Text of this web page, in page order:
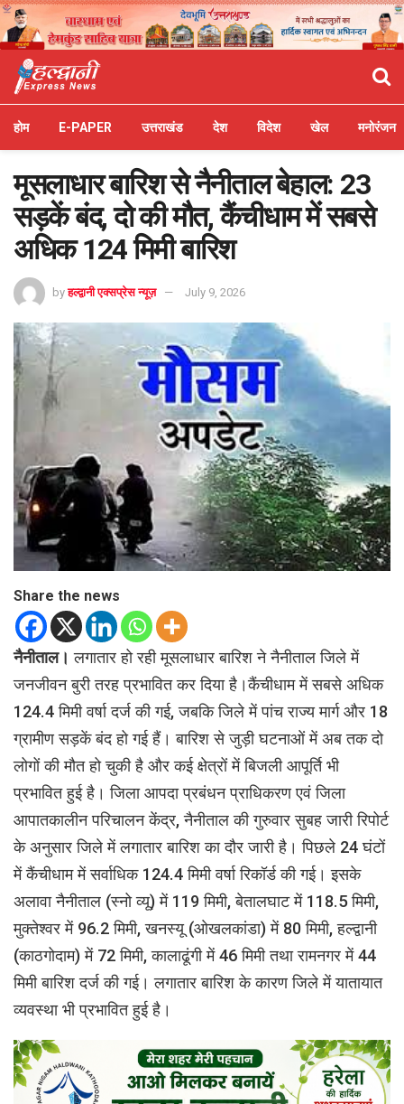
होम E-PAPER उत्तराखंड देश विदेश खेल मनोरंजन
मूसलाधार बारिश से नैनीताल बेहाल: 23
सड़कें बंद, दो की मौत, कैंचीधाम में सबसे
अधिक 124 मिमी बारिश
by हल्द्वानी एक्सप्रेस न्यूज़ July 9, 2026
Share the news
नैनीताल। लगातार हो रही मूसलाधार बारिश ने नैनीताल जिले में
जनजीवन बुरी तरह प्रभावित कर दिया है।कैंचीधाम में सबसे अधिक
124.4 मिमी वर्षा दर्ज की गई, जबकि जिले में पांच राज्य मार्ग और 18
ग्रामीण सड़कें बंद हो गई हैं। बारिश से जुड़ी घटनाओं में अब तक दो
लोगों की मौत हो चुकी है और कई क्षेत्रों में बिजली आपूर्ति भी
प्रभावित हुई है। जिला आपदा प्रबंधन प्राधिकरण एवं जिला
आपातकालीन परिचालन केंद्र, नैनीताल की गुरुवार सुबह जारी रिपोर्ट
के अनुसार जिले में लगातार बारिश का दौर जारी है। पिछले 24 घंटों
में कैंचीधाम में सर्वाधिक 124.4 मिमी वर्षा रिकॉर्ड की गई। इसके
अलावा नैनीताल (स्नो व्यू) में 119 मिमी, बेतालघाट में 118.5 मिमी,
मुक्तेश्वर में 96.2 मिमी, खनस्यू (ओखलकांडा) में 80 मिमी, हल्द्वानी
(काठगोदाम) में 72 मिमी, कालाढूंगी में 46 मिमी तथा रामनगर में 44
मिमी बारिश दर्ज की गई। लगातार बारिश के कारण जिले में यातायात
व्यवस्था भी प्रभावित हुई है।